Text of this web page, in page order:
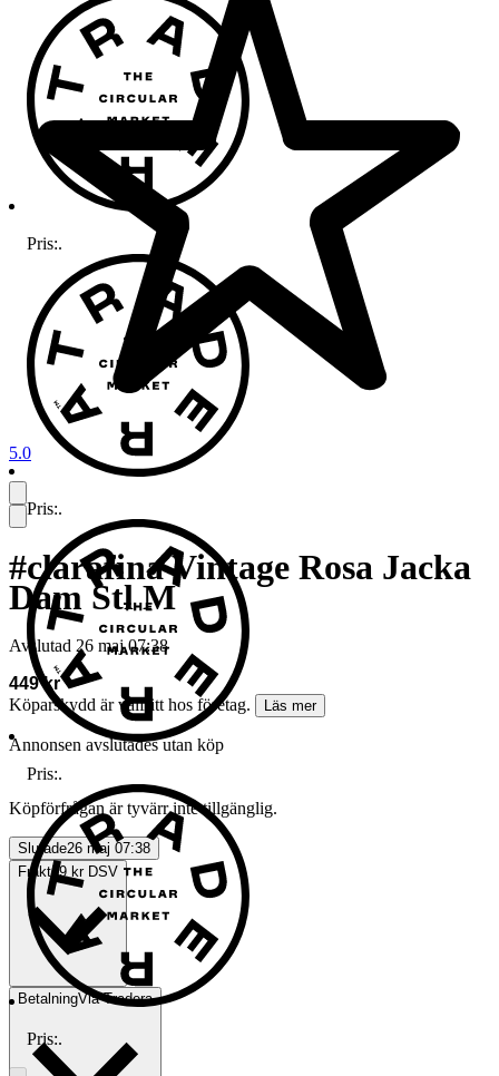
5.0
#clarafina Vintage Rosa Jacka
Dam Stl M
Avslutad 26 maj 07:38
449 kr
Köparskydd är valfritt hos företag.
Läs mer
Annonsen avslutades utan köp
Köpförfrågan är tyvärr inte tillgänglig.
Slutade26 maj 07:38
Frakt59 kr DSV
BetalningVia Tradera
Pris:.
Pris:.
Pris:.
Pris:.